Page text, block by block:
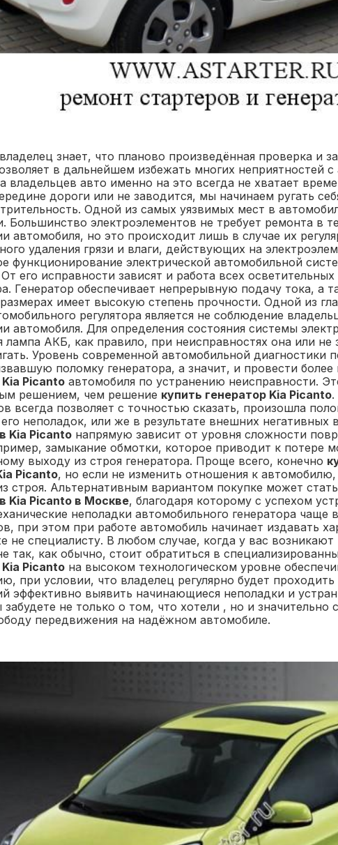
знает, что планово произведённая проверка и
в дальнейшем избежать многих неприятностей
владельцев авто именно на это всегда не хватает
дороги или не заводится, мы начинаем ругать
Одной из самых уязвимых мест в
Большинство электроэлементов не требует ремонта в
автомобиля, но это происходит лишь в случае их
удаления грязи и влаги, действующих на
функционирование электрической автомобильной
От его исправности зависят и работа всех
Генератор обеспечивает непрерывную подачу тока, а
имеет высокую степень прочности. Одной из
регулятора является не соблюдение
автомобиля. Для определения состояния системы
лампа АКБ, как правило, при неисправностях она или не
Уровень современной автомобильной диагностики
поломку генератора, а значит, и провести более
Picantoавтомобиля по устранению неисправности.
решением, чем решение купить генератор Kia Picanto.
всегда позволяет с точностью сказать, произошла
неполадок, или же в результате внешних негативных
Kia Picantoнапрямую зависит от уровня сложности
замыкание обмотки, которое приводит к потере
выходу из строя генератора. Проще всего, конечно
Picanto, но если не изменить отношения к
строя. Альтернативным вариантом покупке может
Kia Picanto в Москве, благодаря которому с успехом
неполадки автомобильного генератора чаще
при этом при работе автомобиль начинает издавать
не специалисту. В любом случае, когда у вас возникают
так, как обычно, стоит обратиться в
Picantoна высоком технологическом уровне
при условии, что владелец регулярно будет
эффективно выявить начинающиеся неполадки и
не только о том, что хотели , но и значительно
передвижения на надёжном автомобиле.